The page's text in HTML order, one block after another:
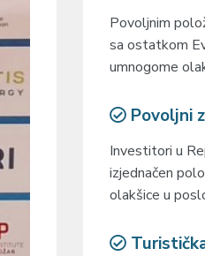
Povoljnim
sa ostatkom
umnogome
Povoljni
Investitori u
izjednačen
olakšice u